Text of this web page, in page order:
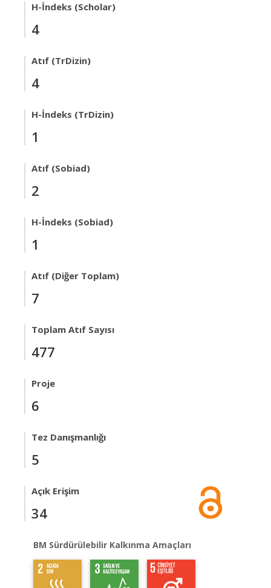
H-İndeks (Scholar)
4
Atıf (TrDizin)
4
H-İndeks (TrDizin)
1
Atıf (Sobiad)
2
H-İndeks (Sobiad)
1
Atıf (Diğer Toplam)
7
Toplam Atıf Sayısı
477
Proje
6
Tez Danışmanlığı
5
Açık Erişim
34
BM Sürdürülebilir Kalkınma Amaçları